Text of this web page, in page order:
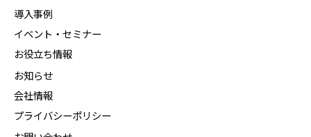
導入事例
イベント・セミナー
お役立ち情報
お知らせ
会社情報
プライバシーポリシー